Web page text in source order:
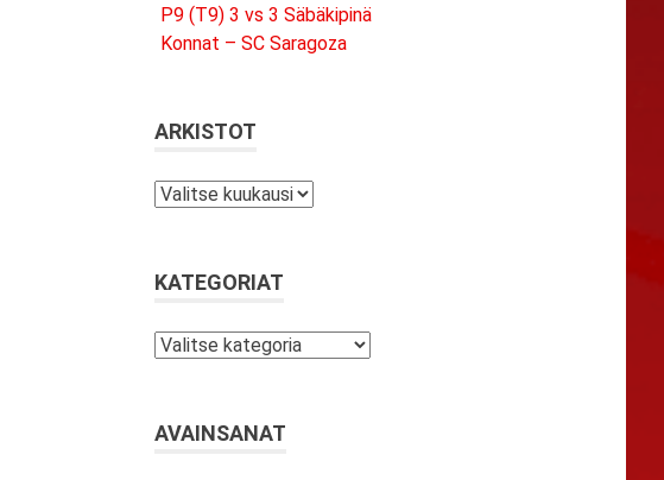
P9 (T9) 3 vs 3 Säbäkipinä
Konnat – SC Saragoza
ARKISTOT
Arkistot
KATEGORIAT
Kategoriat
AVAINSANAT